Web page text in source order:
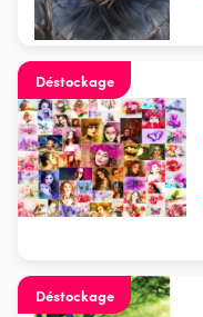
Déstockage
Déstockage